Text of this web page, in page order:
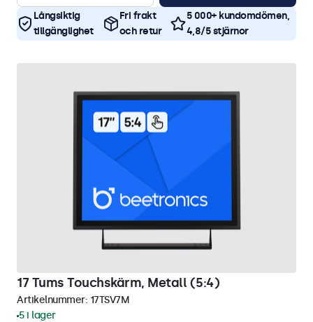
Långsiktig
tillgänglighet
Fri frakt
och retur
5 000+ kundomdömen,
4,8/5 stjärnor
17 Tums Touchskärm, Metall (5:4)
Artikelnummer: 17TSV7M
5 i lager